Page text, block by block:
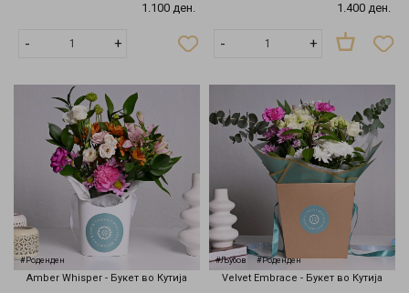
1.100 ден.
- +
1.400 ден.
- +
#Роденден
Amber Whisper - Букет во Кутија
#Љубов #Роденден
Velvet Embrace - Букет во Кутија